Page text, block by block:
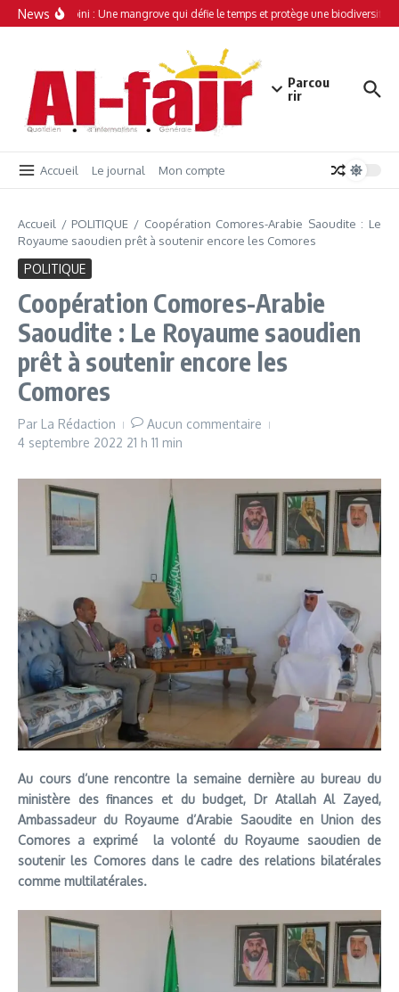
Aller au contenu
News
Simamboini : Une mangrove qui défie le temps et protège une biodiversité
Parcou
rir
Accueil Le journal Mon compte
Accueil / POLITIQUE / Coopération Comores-Arabie Saoudite : Le
Royaume saoudien prêt à soutenir encore les Comores
POLITIQUE
Coopération Comores-Arabie
Saoudite : Le Royaume saoudien
prêt à soutenir encore les
Comores
Par La Rédaction
Aucun commentaire
4 septembre 2022 21 h 11 min
Au cours d’une rencontre la semaine dernière au bureau du
ministère des finances et du budget, Dr Atallah Al Zayed,
Ambassadeur du Royaume d’Arabie Saoudite en Union des
Comores a exprimé la volonté du Royaume saoudien de
soutenir les Comores dans le cadre des relations bilatérales
comme multilatérales.